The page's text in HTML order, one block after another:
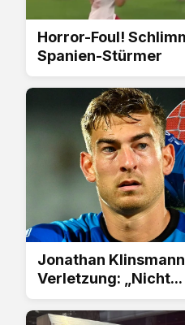
Horror-Foul!
Spanien-Stürmer
Jonathan
Verletzung: „Nicht...